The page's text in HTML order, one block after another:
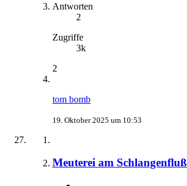
Antworten
2
Zugriffe
3k
2
tom bomb
19. Oktober 2025 um 10:53
Meuterei am Schlangenfluß